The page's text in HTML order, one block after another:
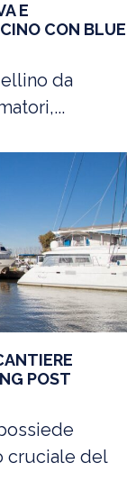
E
CON BLUE
da
POST
cruciale del